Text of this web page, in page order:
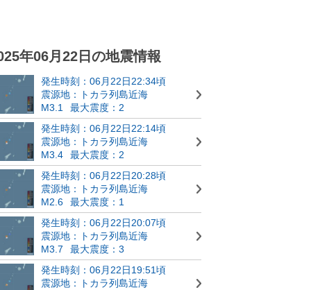
年06月22日の地震情報
発生時刻：06月22日22:34頃
震源地：トカラ列島近海
M3.1
最大震度：2
発生時刻：06月22日22:14頃
震源地：トカラ列島近海
M3.4
最大震度：2
発生時刻：06月22日20:28頃
震源地：トカラ列島近海
M2.6
最大震度：1
発生時刻：06月22日20:07頃
震源地：トカラ列島近海
M3.7
最大震度：3
発生時刻：06月22日19:51頃
震源地：トカラ列島近海